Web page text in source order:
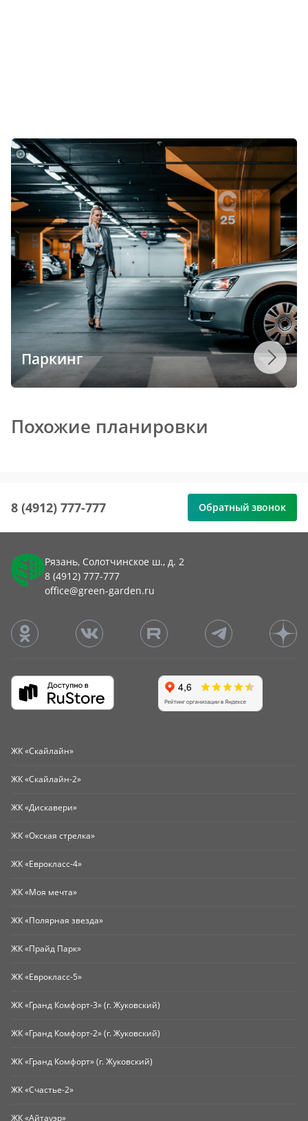
Паркинг
Похожие планировки
8 (4912) 777-777 Обратный звонок
Рязань, Солотчинское ш., д. 2
8 (4912) 777-777
office@green-garden.ru
ЖК «Скайлайн»
ЖК «Скайлайн-2»
ЖК «Дискавери»
ЖК «Окская стрелка»
ЖК «Еврокласс-4»
ЖК «Моя мечта»
ЖК «Полярная звезда»
ЖК «Прайд Парк»
ЖК «Еврокласс-5»
ЖК «Гранд Комфорт-3» (г. Жуковский)
ЖК «Гранд Комфорт-2» (г. Жуковский)
ЖК «Гранд Комфорт» (г. Жуковский)
ЖК «Счастье-2»
ЖК «Айтауэр»